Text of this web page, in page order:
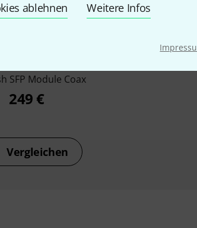
ablehnen Weitere Infos
1%
SFP Module Coax
249 €
Vergleichen